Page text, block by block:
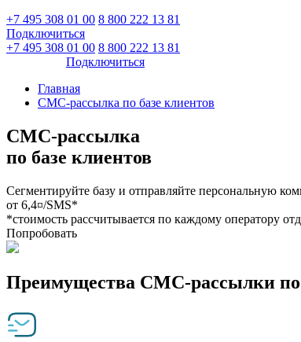
+7 495 308 01 00 8 800 222 13 81
Подключиться
+7 495 308 01 00 8 800 222 13 81
Подключиться
Главная
СМС-рассылка по базе клиентов
СМС-рассылка
по базе клиентов
Сегментируйте базу и отправляйте персональную
от 6,4¤/SMS*
*стоимость рассчитывается по каждому оператору
Попробовать
Преимущества СМС-рассылки по